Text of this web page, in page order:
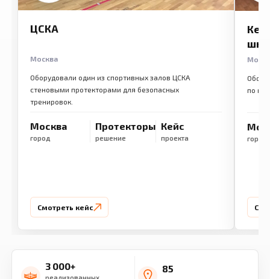
ЦСКА
Москва
Оборудовали один из спортивных залов ЦСКА
стеновыми протекторами для безопасных
тренировок.
Москва
город
Протекторы
решение
Кейс
проекта
Смотреть кейс
по
город
3 000+ 85